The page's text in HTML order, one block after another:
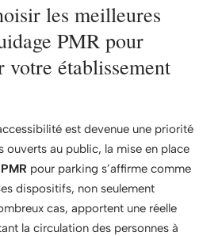
les meilleures
PMR pour
votre établissement
est devenue une priorité
ouverts au public, la mise en place
pour parking s’affirme comme
dispositifs, non seulement
cas, apportent une réelle
la circulation des personnes à